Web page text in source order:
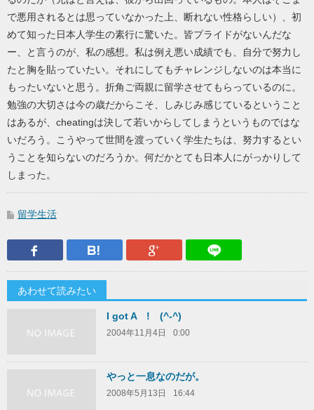
で悪用されるとは思っていなかった上、断れない性格らしい）、初
めて知った日本人学生の素行に驚いた。皆プライドがないんだな
ー、と言うのが、私の感想。私は例え悪い成績でも、自分で努力し
たと胸を貼っていたい。それにしてもチャレンジしないのは本当に
もったいないと思う。折角ご両親に留学させてもらっているのに。
勉強の大切さは今の歳だからこそ、しみじみ感じているということ
はあるが、cheatingは決して若いからしてしまうというものではな
いだろう。こうやって世間を渡っていく学生たちは、努力するとい
うことを知らないのだろうか。何だかとても日本人にがっかりして
しまった。
留学生活
Facebook はてなブックマークGoogle Plus
あわせて読みたい
I got A ! (^-^)
2004年11月4日 0:00
やっと一息なのだが。
2008年5月13日 16:44